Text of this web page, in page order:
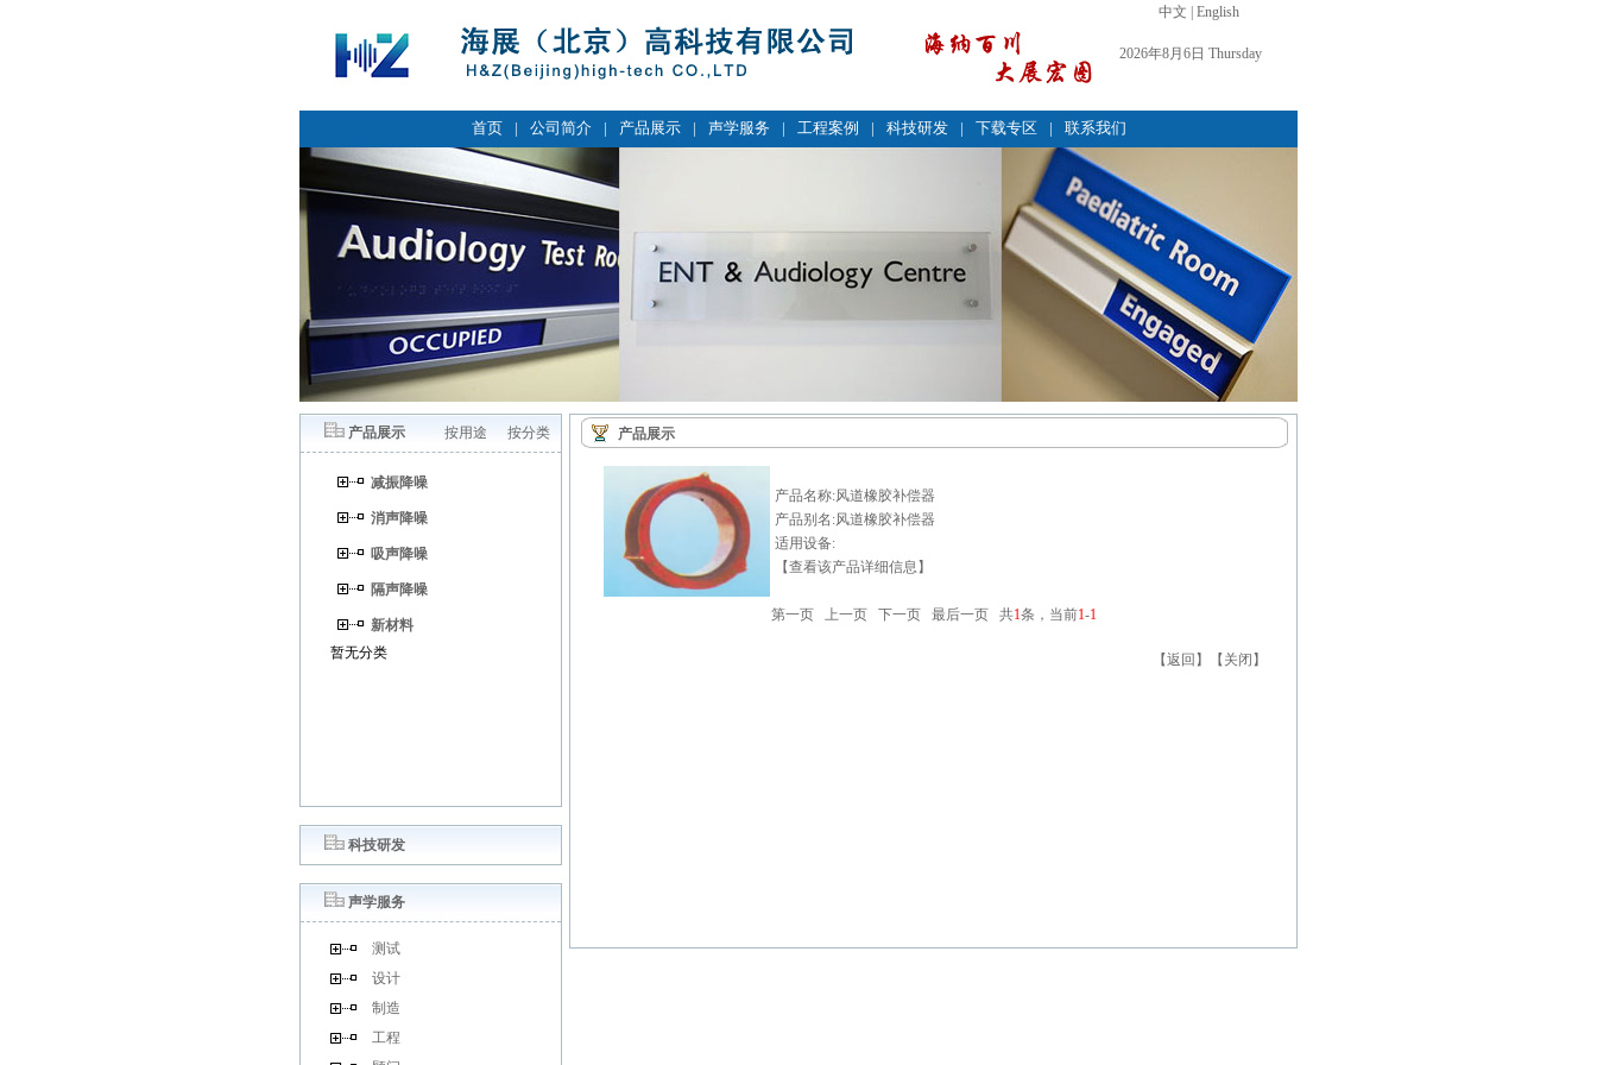
中文 English
2026年8月6日 Thursday
首页 | 公司简介 | 产品展示 | 声学服务 | 工程案例 | 科技研发 | 下载专区 | 联系我们
产品展示 按用途 按分类
减振降噪
消声降噪
吸声降噪
隔声降噪
新材料
暂无分类
科技研发
声学服务
测试
设计
制造
工程
产品展示
产品名称:风道橡胶补偿器
产品别名:风道橡胶补偿器
适用设备:
【查看该产品详细信息】
第一页 上一页 下一页 最后一页 共1条，当前1-1
【返回 】【 关闭 】